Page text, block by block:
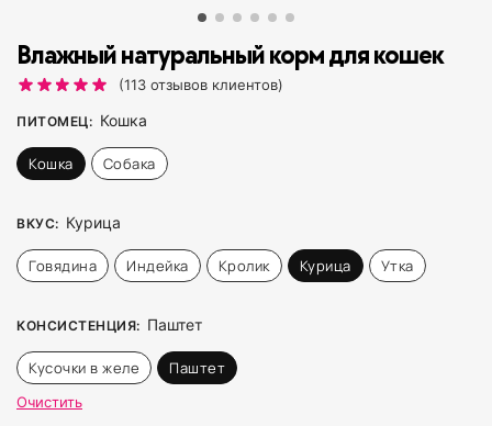
Влажный натуральный корм для кошек
(113 отзывов клиентов)
ПИТОМЕЦ: Кошка
Кошка Собака
ВКУС: Курица
Говядина Индейка Кролик Курица Утка
КОНСИСТЕНЦИЯ: Паштет
Кусочки в желе Паштет
Очистить